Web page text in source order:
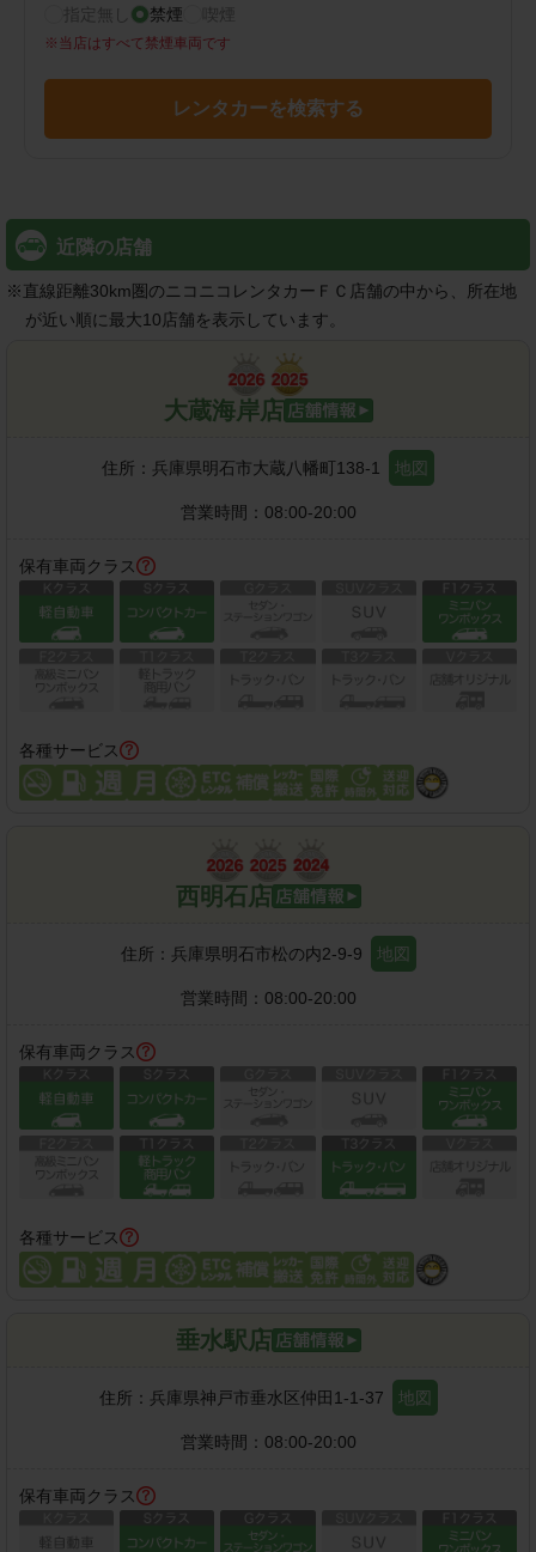
指定無し 禁煙 喫煙
※ 当店はすべて禁煙車両です
レンタカーを検索する
近隣の店舗
※直線距離30km圏のニコニコレンタカーＦＣ店舗の中から、所在地
が近い順に最大10店舗を表示しています。
大蔵海岸店
住所： 兵庫県明石市大蔵八幡町138-1 地図
営業時間： 08:00-20:00
保有車両クラス
各種サービス
西明石店
住所： 兵庫県明石市松の内2-9-9 地図
営業時間： 08:00-20:00
保有車両クラス
各種サービス
垂水駅店
住所： 兵庫県神戸市垂水区仲田1-1-37 地図
営業時間： 08:00-20:00
保有車両クラス